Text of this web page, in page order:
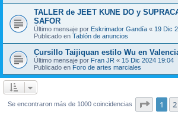
TALLER de JEET KUNE DO y
SAFOR
Último mensaje por Eskrimador Gandía « 19 Dic
Publicado en Tablón de anuncios
Cursillo Taijiquan estilo Wu en
Último mensaje por Fran JR « 15 Dic 2024 19:04
Publicado en Foro de artes marciales
Se encontraron más de 1000 coincidencias Página
1 2